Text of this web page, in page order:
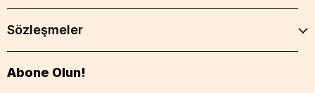
Sözleşmeler
Abone Olun!